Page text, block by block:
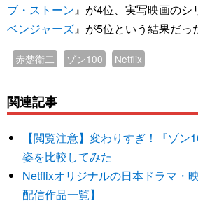
ブ・ストーン 』が4位、実写映画のシ
ベンジャーズ』が5位という結果だっ
赤楚衛二 ゾン100 Netflix
関連記事
【閲覧注意】変わりすぎ！『ゾ
姿を比較してみた
Netflixオリジナルの日本ドラマ・
配信作品一覧】